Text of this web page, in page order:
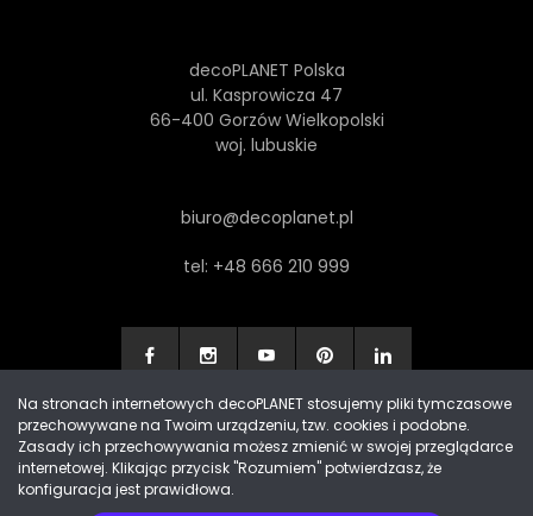
decoPLANET Polska
ul. Kasprowicza 47
66-400 Gorzów Wielkopolski
woj. lubuskie
biuro@decoplanet.pl
tel: +48 666 210 999
Made with by Progres Media & decoPLANET
Na stronach internetowych decoPLANET stosujemy pliki tymczasowe
przechowywane na Twoim urządzeniu, tzw. cookies i podobne.
Zasady ich przechowywania możesz zmienić w swojej przeglądarce
internetowej. Klikając przycisk "Rozumiem" potwierdzasz, że
konfiguracja jest prawidłowa.